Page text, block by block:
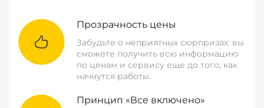
Прозрачность цены
Забудьте о неприятных сюрпризах: вы
сможете получить всю информацию
по ценам и сервису еще до того, как
начнутся работы.
Принцип «Все включено»